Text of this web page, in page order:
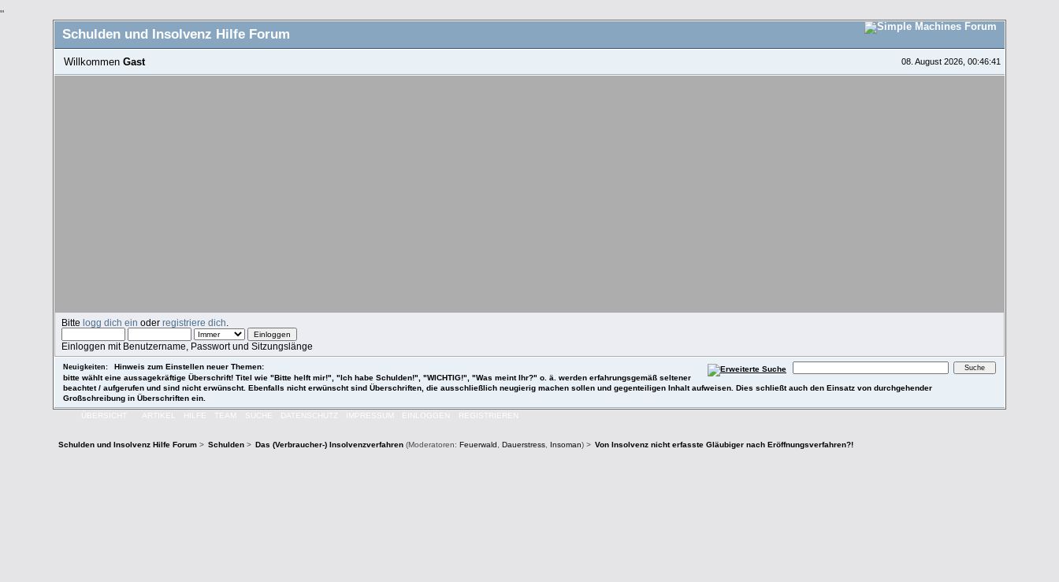
"
Schulden und Insolvenz Hilfe Forum
08. August 2026, 00:46:41
Willkommen Gast
Bittelogg dich ein oderregistriere dich
Einloggen mit Benutzername, Passwort und Sitzungslänge
Neuigkeiten:
Hinweis zum Einstellen neuer Themen:
bitte wählt eine aussagekräftige Überschrift! Titel wie "Bitte helft mir!", "Ich habe Schulden!", "WICHTIG!", "Was meint Ihr?" o. ä. werden erfahrungsgemäß seltener
beachtet / aufgerufen und sind nicht erwünscht. Ebenfalls nicht erwünscht sind Überschriften, die ausschließlich neugierig machen sollen und gegenteiligen Inhalt aufweisen. Dies schließt auch den Einsatz von durchgehender
Großschreibung in Überschriften ein.
ÜBERSICHT ARTIKEL HILFE TEAM SUCHE DATENSCHUTZ IMPRESSUM EINLOGGEN REGISTRIEREN
Schulden und Insolvenz Hilfe Forum> Schulden> Das (Verbraucher-) Insolvenzverfahren(Moderatoren: Feuerwald , Dauerstress, Insoman) > Von Insolvenz nicht erfasste Gläubiger nach Eröffnungsverfahren?!